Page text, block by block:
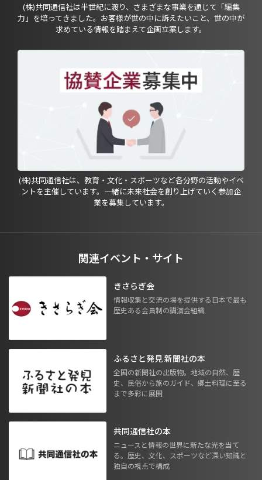
(株)共同通信社は半世紀に渡り、さまざまな事業を通じて「編集
力」を培ってきました。お客様が世の中に訴えたいこと、世の中が
求めている情報を踏まえて企画立案します。
(株)共同通信社は、教育・文化・スポーツなど各分野の活動やイベ
ントを主催しています。一緒に未来社会を創り上げていく参加企
業を募集しています。
関連イベント・サイト
きさらぎ会
情報収集と交流の場を提供する日本で最も
歴史ある会員制の講演会組織
ふるさと発見 新聞社の本
全国の新聞社の出版物。地域の自然、歴
史、民俗から旅のガイド、郷土料理に至る
まで多彩に展開
共同通信社の本
ニュースと情報の世界に新たな光を当て
る。歴史、文化、スポーツなど深い知識と
独自の視点で構成